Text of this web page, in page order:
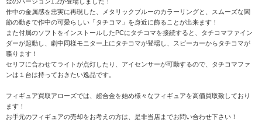
作中の金属感を忠実に再現した、メタリックブルーのカラーリングと、スムーズな関
節の動きで作中の可愛らしい「タチコマ」を身近に飾ることが出来ます！
また付属のソフトをインストールしたPCにタチコマを接続すると、タチコマファイン
ダーが起動し、劇中同様モニター上にタチコマが登場し、スピーカーからタチコマが
喋ります！
セリフに合わせてライトが点灯したり、アイセンサーが可動するので、タチコマファ
ンは１台は持っておきたい逸品です。
フィギュア買取アローズでは、超合金を始め様々なフィギュアを高価買取致しており
ます！
お手元のフィギュアの売却をお考えの方は、是非当店までお問い合わせ下さい！